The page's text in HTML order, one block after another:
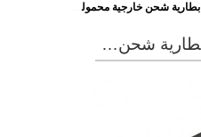
هاما (00137407) بطارية شحن خارجية محمولة ذات سعة 10400 مللى أمبير ذات لون أسود/ أحمر